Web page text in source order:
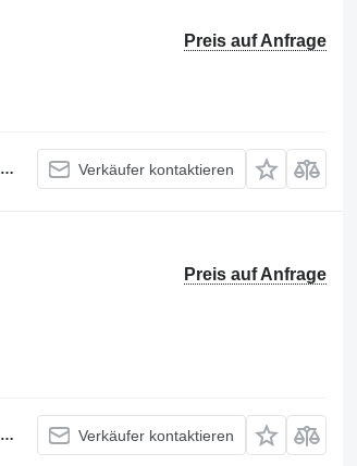
Preis auf Anfrage
Verkäufer kontaktieren
Preis auf Anfrage
Verkäufer kontaktieren